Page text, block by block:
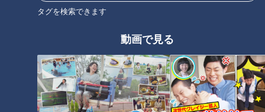
タグを検索できます
動画で見る
手のひらサイズの縁起物”天む
みつき必至の激うま名古屋めん
グルメ 天むす 天むす処 けしき.